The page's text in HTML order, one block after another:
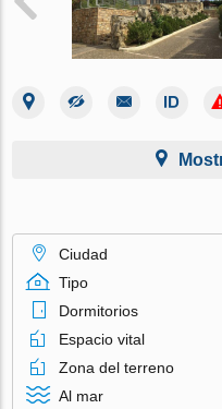
Ciudad
Tipo
Dormitorios
Espacio vital
Zona del terreno
Al mar